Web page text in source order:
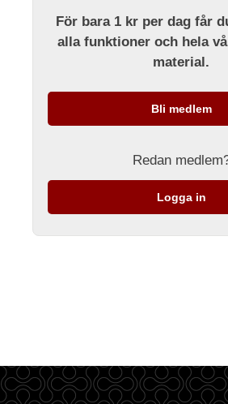
För bara 1 kr per dag får
alla funktioner och hela
material.
Bli medlem
Redan
Logga in